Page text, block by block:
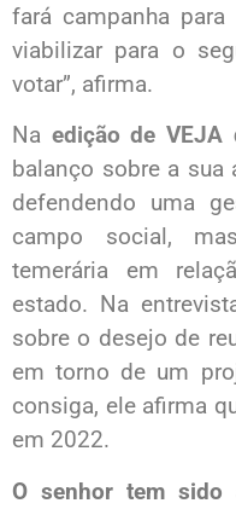
fará campanha
viabilizar para o
votar”, afirma.
Na edição de VEJA
balanço sobre a sua
defendendo uma
campo social,
temerária em
estado. Na
sobre o desejo de
em torno de um
consiga, ele afirma
em 2022.
O senhor tem sido